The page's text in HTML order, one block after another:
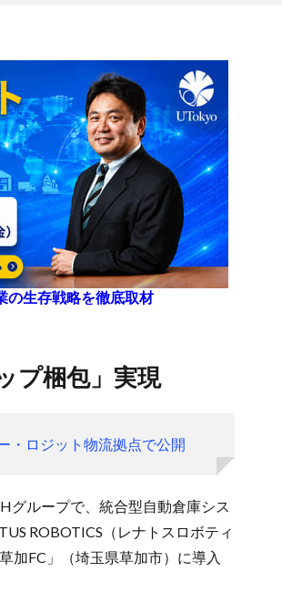
の生存戦略を徹底取材
プ梱包」実現
・ロジット物流拠点で公開
グループで、統合型自動倉庫シス
ROBOTICS（レナトスロボティ
加FC」（埼玉県草加市）に導入